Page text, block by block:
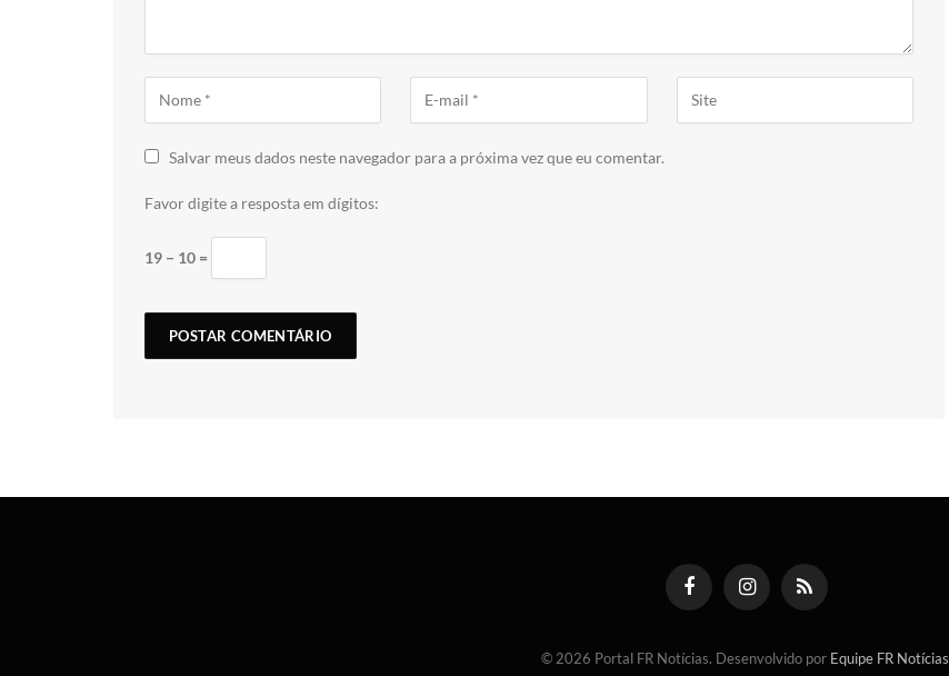
Salvar meus dados neste navegador para a próxima vez que eu comentar.
Favor digite a resposta em dígitos:
19 − 10 =
FacebookInstagramRSS
© 2026 Portal FR Notícias. Desenvolvido por Equipe FR Notícias